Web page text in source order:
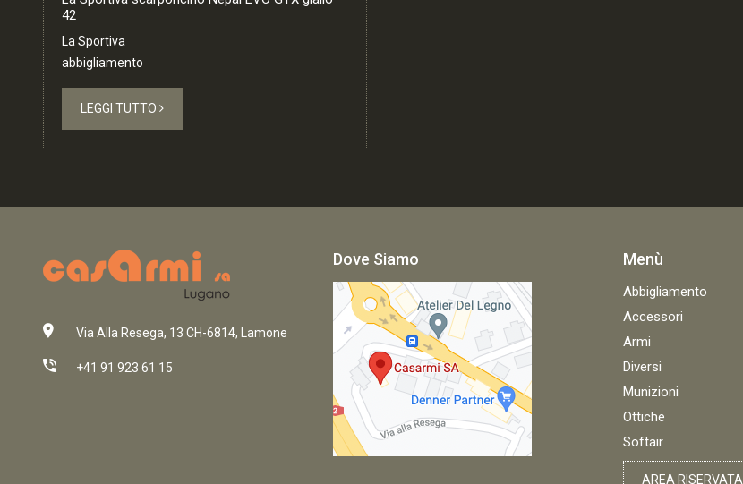
42
La Sportiva
abbigliamento
LEGGI TUTTO
Via Alla Resega, 13 CH-6814, Lamone
+41 91 923 61 15
Dove Siamo Menù
Abbigliamento
Accessori
Armi
Diversi
Munizioni
Ottiche
Softair
AREA RISERVATA